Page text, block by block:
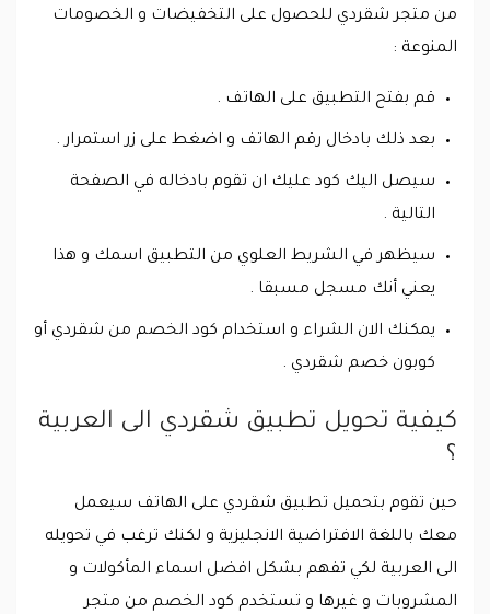
من متجر شقردي للحصول على التخفيضات و الخصومات
المنوعة :
قم بفتح التطبيق على الهاتف .
بعد ذلك بادخال رقم الهاتف و اضغط على زر استمرار .
سيصل اليك كود عليك ان تقوم بادخاله في الصفحة
التالية .
سيظهر في الشريط العلوي من التطبيق اسمك و هذا
يعني أنك مسجل مسبقا .
يمكنك الان الشراء و استخدام كود الخصم من شقردي أو
كوبون خصم شقردي .
كيفية تحويل تطبيق شقردي الى العربية
؟
حين تقوم بتحميل تطبيق شقردي على الهاتف سيعمل
معك باللغة الافتراضية الانجليزية و لكنك ترغب في تحويله
الى العربية لكي تفهم بشكل افضل اسماء المأكولات و
المشروبات و غيرها و تستخدم كود الخصم من متجر